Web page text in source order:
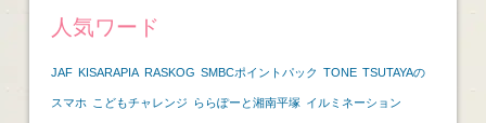
人気ワード
JAF KISARAPIA RASKOG SMBCポイントパック TONE TSUTAYAの
スマホ こどもチャレンジ ららぽーと湘南平塚 イルミネーション